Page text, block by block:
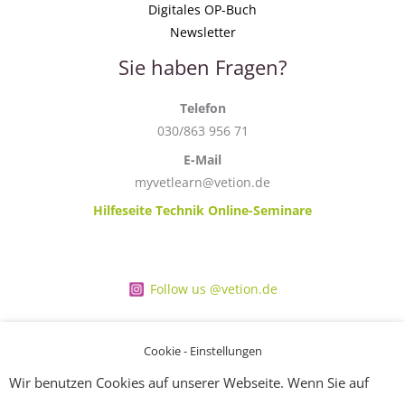
Digitales OP-Buch
Newsletter
Sie haben Fragen?
Telefon
030/863 956 71
E-Mail
myvetlearn@vetion.de
Hilfeseite Technik Online-Seminare
Follow us @vetion.de
Cookie - Einstellungen
Wir benutzen Cookies auf unserer Webseite. Wenn Sie auf